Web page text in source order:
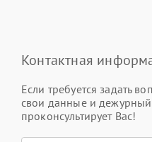
Контактная
Если требуется задать
свои данные и дежурный
проконсультирует Вас!